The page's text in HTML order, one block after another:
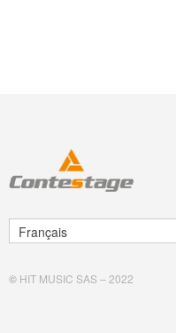
Français
© HIT MUSIC SAS – 2022